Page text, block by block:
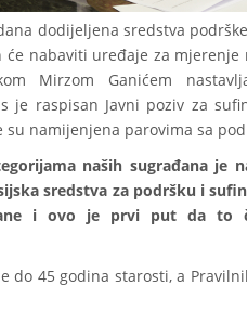
dodijeljena sredstva
nabaviti uređaje za mjerenje
Mirzom Ganićem
je raspisan Javni poziv za
namijenjena parovima sa
naših sugrađana je
sredstva za podršku i
i ovo je prvi put da to
do 45 godina starosti, a